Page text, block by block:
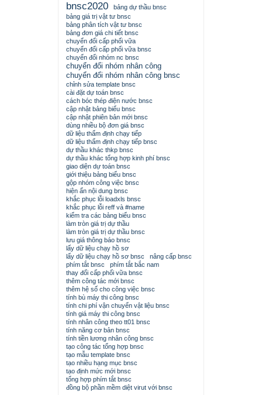
bnsc2020
bảng dự thầu bnsc
bảng giá trị vật tư bnsc
bảng phân tích vật tư bnsc
bảng đơn giá chi tiết bnsc
chuyển đổi cấp phối vữa
chuyển đổi cấp phối vữa bnsc
chuyển đổi nhóm nc bnsc
chuyển đổi nhóm nhân công
chuyển đổi nhóm nhân công bnsc
chỉnh sửa template bnsc
cài đặt dự toán bnsc
cách bóc thép điện nước bnsc
cập nhật bảng biểu bnsc
cập nhật phiên bản mới bnsc
dùng nhiều bộ đơn giá bnsc
dữ liệu thẩm định chạy tiếp
dữ liệu thẩm định chạy tiếp bnsc
dự thầu khác thkp bnsc
dự thầu khác tổng hợp kinh phí bnsc
giao diện dự toán bnsc
giới thiệu bảng biểu bnsc
gộp nhóm công việc bnsc
hiện ẩn nội dung bnsc
khắc phục lỗi loadxls bnsc
khắc phục lỗi reff và #name
kiểm tra các bảng biểu bnsc
làm tròn giá trị dự thầu
làm tròn giá trị dự thầu bnsc
lưu giá thông báo bnsc
lấy dữ liệu chạy hồ sơ
lấy dữ liệu chạy hồ sơ bnsc
nâng cấp bnsc
phím tắt bnsc
phím tắt bắc nam
thay đổi cấp phối vữa bnsc
thêm công tác mới bnsc
thêm hệ số cho công việc bnsc
tính bù máy thi công bnsc
tính chi phí vận chuyển vật liệu bnsc
tính giá máy thi công bnsc
tính nhân công theo tt01 bnsc
tính năng cơ bản bnsc
tính tiền lương nhân công bnsc
tạo công tác tổng hợp bnsc
tạo mẫu template bnsc
tạo nhiều hạng mục bnsc
tạo định mức mới bnsc
tổng hợp phím tắt bnsc
đồng bộ phần mềm diệt virut với bnsc